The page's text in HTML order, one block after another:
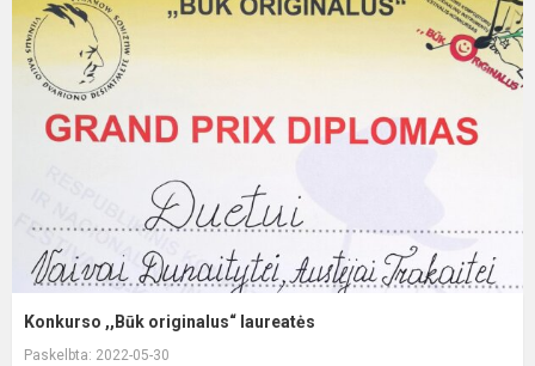
Konkurso ,,Būk originalus“ laureatės
Paskelbta: 2022-05-30